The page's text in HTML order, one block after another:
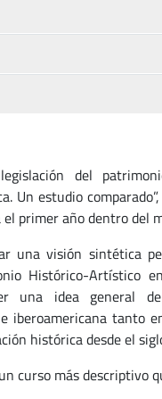
del
Un estudio
primer año dentro del
una visión sintética
Histórico-Artístico
una idea general
iberoamericana tanto
histórica desde el
curso más descriptivo